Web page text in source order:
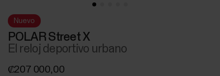
Nuevo
POLAR Street X
El reloj deportivo urbano
₡207 000,00